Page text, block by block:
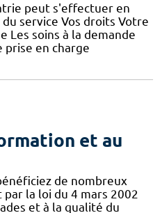
peut s'effectuer en
du service Vos droits Votre
Les soins à la demande
prise en charge
et au
de nombreux
la loi du 4 mars 2002
et à la qualité du